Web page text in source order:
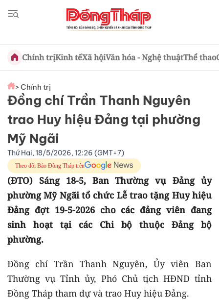
Chính trịKinh tếXã hộiVăn hóa - Nghệ thuậtThể thao
> Chính trị
Đồng chí Trần Thanh Nguyên
trao Huy hiệu Đảng tại phường
Mỹ Ngãi
Thứ Hai, 18/5/2026, 12:26 (GMT+7)
Theo dõi Báo Đồng Tháp trên
(ĐTO) Sáng 18-5, Ban Thường vụ Đảng ủy
phường Mỹ Ngãi tổ chức Lễ trao tặng Huy hiệu
Đảng đợt 19-5-2026 cho các đảng viên đang
sinh hoạt tại các Chi bộ thuộc Đảng bộ
phường.
Đồng chí Trần Thanh Nguyên, Ủy viên Ban
Thường vụ Tỉnh ủy, Phó Chủ tịch HĐND tỉnh
Đồng Tháp tham dự và trao Huy hiệu Đảng.